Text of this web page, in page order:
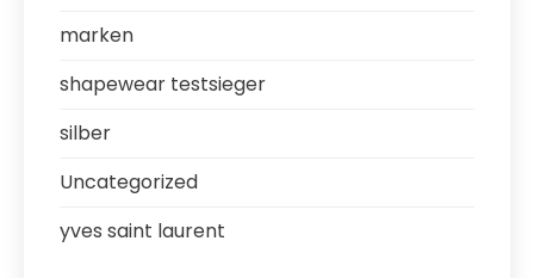
marken
shapewear testsieger
silber
Uncategorized
yves saint laurent